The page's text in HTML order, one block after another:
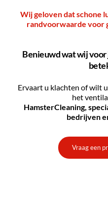
Wij geloven dat schone
randvoorwaarde voor
Benieuwd wat wij
Ervaart u klachten of wilt
het
HamsterCleaning,
bedrijven
Vraag een